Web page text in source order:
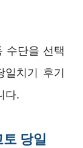
수단을 선택
일치기 후기
다.
당일